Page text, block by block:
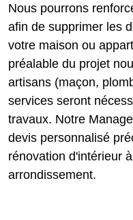
Nous pourrons
afin de supprimer les
votre maison ou
préalable du projet
artisans (maçon,
services seront
travaux. Notre
devis personnalisé
rénovation d'intérieur
arrondissement.